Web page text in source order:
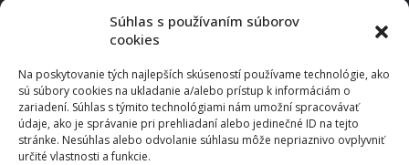
Súhlas s používaním súborov
cookies
Na poskytovanie tých najlepších skúseností používame technológie, ako
sú súbory cookies na ukladanie a/alebo prístup k informáciám o
zariadení. Súhlas s týmito technológiami nám umožní spracovávať
údaje, ako je správanie pri prehliadaní alebo jedinečné ID na tejto
stránke. Nesúhlas alebo odvolanie súhlasu môže nepriaznivo ovplyvniť
určité vlastnosti a funkcie.
FEVA Slovakia SK s.r.o.
831 04 Bratislava
IČO: 50922688
DIČ: 2120539388
IČ DPH: SK2120539388